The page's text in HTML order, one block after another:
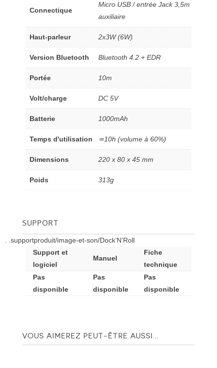
Connectique
Micro USB / entrée Jack 3,5m
auxiliaire
Haut-parleur 2x3W (6W)
Version Bluetooth Bluetooth 4.2 + EDR
Portée 10m
Volt/charge DC 5V
Batterie 1000mAh
Temps d'utilisation ≃10h (volume à 60%)
Dimensions 220 x 80 x 45 mm
Poids 313g
SUPPORT
. .supportproduit/image-et-son/Dock’N’Roll
Support et
logiciel
Manuel
Fiche
technique
Pas
disponible
Pas
disponible
Pas
disponible
VOUS AIMEREZ PEUT-ÊTRE AUSSI…